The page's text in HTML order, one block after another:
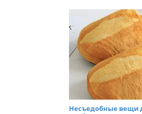
Несъедобные вещи